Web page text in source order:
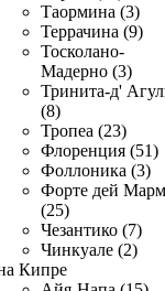
Таормина (3)
Террачина (9)
Тосколано-
Мадерно (3)
Тринита-д'
(8)
Тропеа (23)
Флоренция (51)
Фоллоника (3)
Форте дей
(25)
Чезантико (7)
Чинкуале (2)
Кипре